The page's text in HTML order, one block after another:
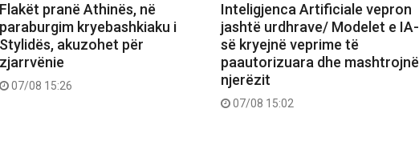
Flakët pranë Athinës, në
paraburgim kryebashkiaku i
Stylidës, akuzohet për
zjarrvënie
07/08 15:26
Inteligjenca Artificiale vepron
jashtë urdhrave/ Modelet e IA-
së kryejnë veprime të
paautorizuara dhe mashtrojnë
njerëzit
07/08 15:02